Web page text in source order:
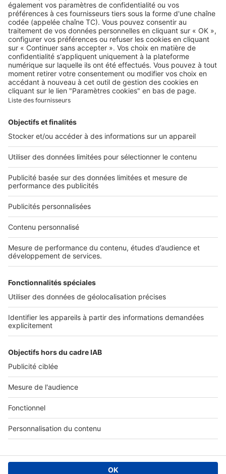
A propos
Qui sommes-nous ?
Contacter le service client
Nous rejoindre
Presse
Nos applications
Découvrez nos applications
Services pro
Accès client
Informations légales
Politique Générale de Protection des Données
Charte éditeur
Paramétrer mes cookies
Digital Classifieds France SAS © 2024 - all rights